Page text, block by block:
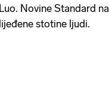
Novine Standard na
stotine ljudi.